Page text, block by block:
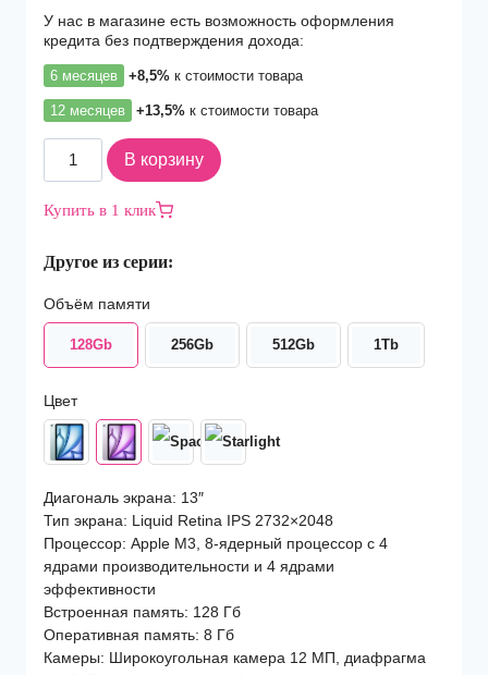
У нас в магазине есть возможность оформления
кредита без подтверждения дохода:
6 месяцев +8,5% к стоимости товара
12 месяцев +13,5% к стоимости товара
Количество
товара
Apple
Air
(2025)
Wi-
Cellular
128Gb
Purple
В корзину
Купить в 1 клик
Другое из серии:
Объём памяти
128Gb 256Gb 512Gb 1Tb
Цвет
Диагональ экрана: 13″
Тип экрана: Liquid Retina IPS 2732×2048
Процессор: Apple M3, 8-ядерный процессор с 4
ядрами производительности и 4 ядрами
эффективности
Встроенная память: 128 Гб
Оперативная память: 8 Гб
Камеры: Широкоугольная камера 12 МП, диафрагма